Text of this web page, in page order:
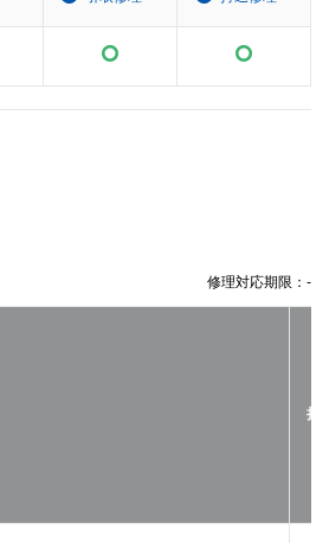
修理対応期限： -
持